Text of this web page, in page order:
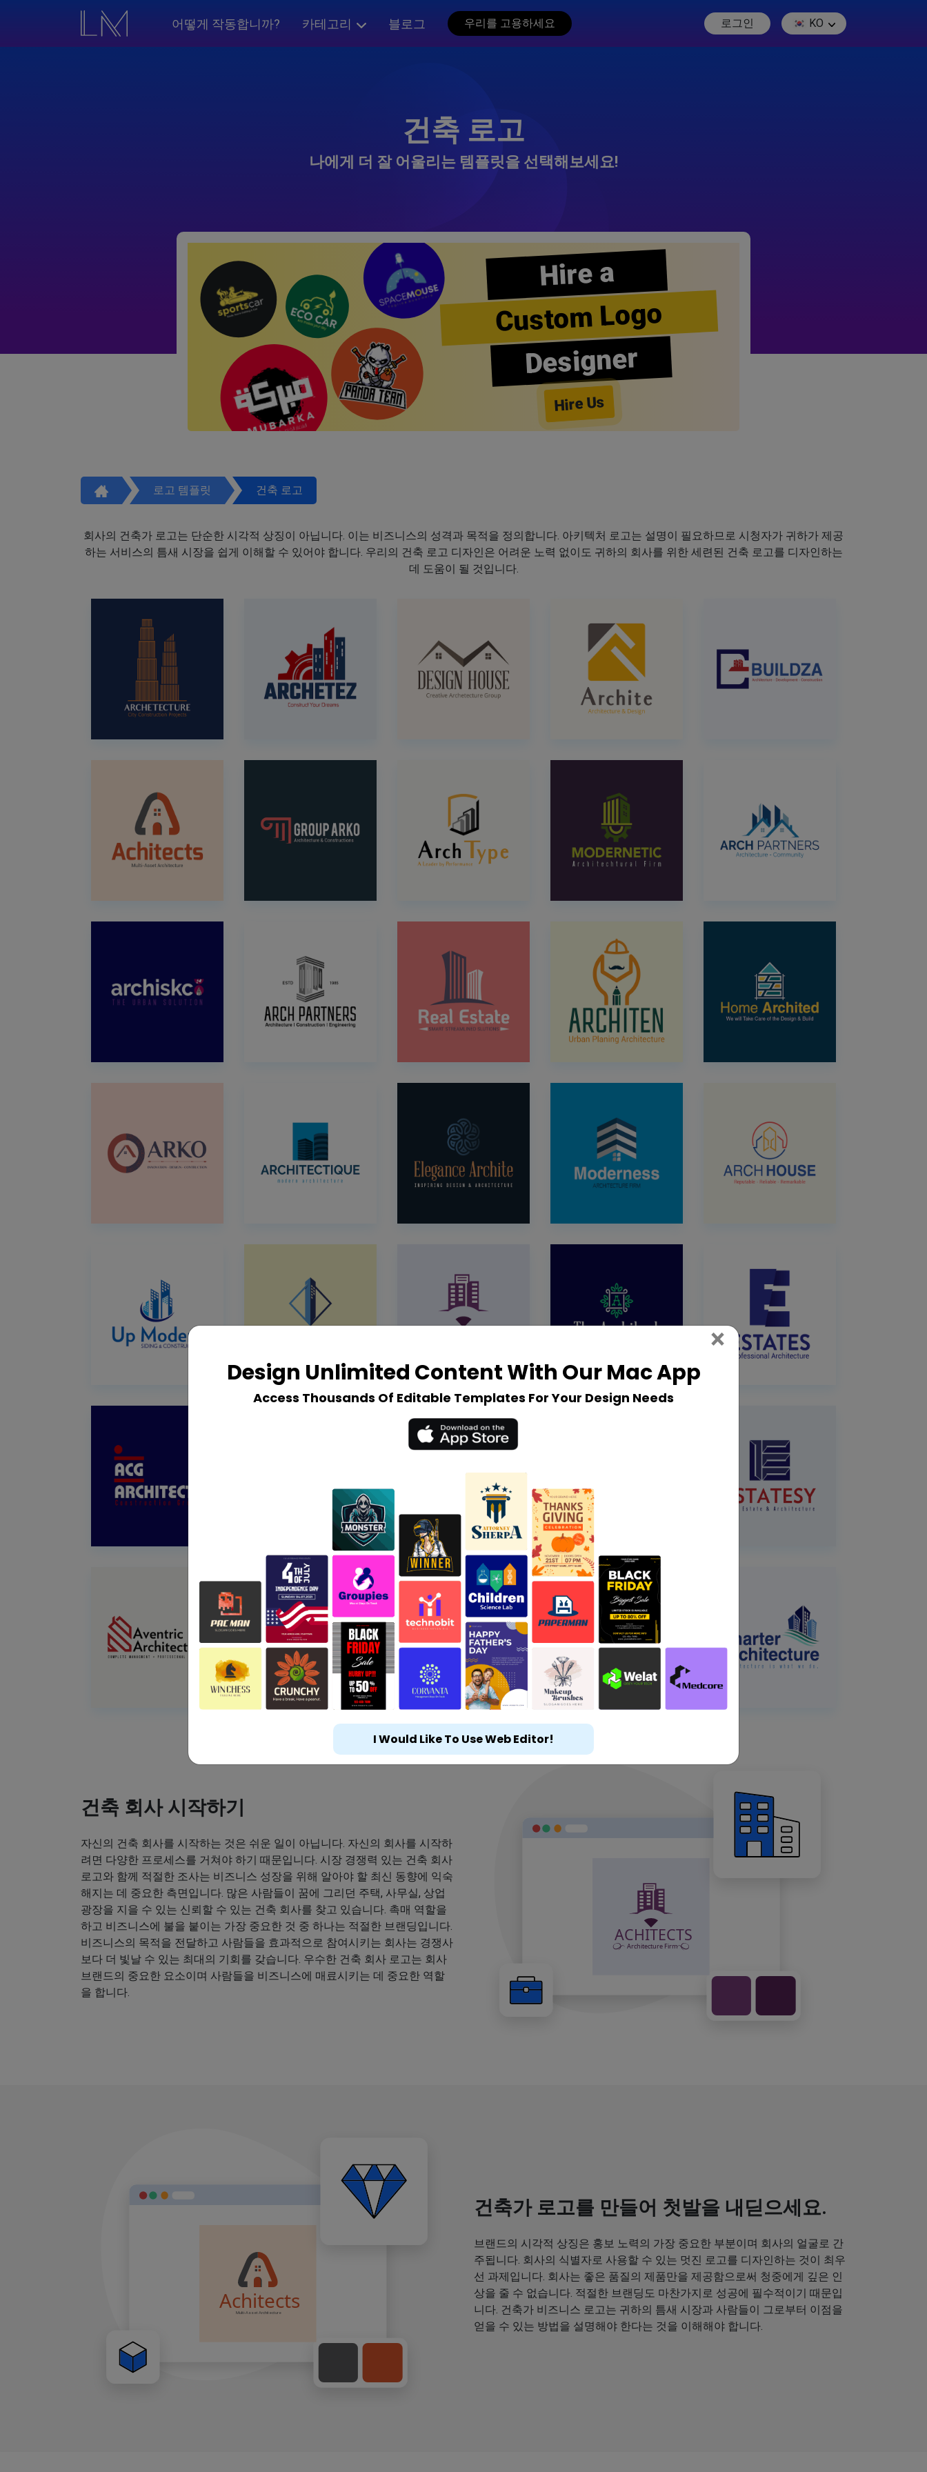
어떻게 작동합니까? 카테고리 블로그 우리를 고용하세요 로그인 KO
건축 로고
나에게 더 잘 어울리는 템플릿을 선택해보세요!
Hire a
Custom Logo
Designer
Hire Us
로고 템플릿 건축 로고
회사의 건축가 로고는 단순한 시각적 상징이 아닙니다. 이는 비즈니스의 성격과 목적을 정의합니다. 아키텍처 로고는 설명이 필요하므로 시청자가 귀하가 제공
하는 서비스의 틈새 시장을 쉽게 이해할 수 있어야 합니다. 우리의 건축 로고 디자인은 어려운 노력 없이도 귀하의 회사를 위한 세련된 건축 로고를 디자인하는
데 도움이 될 것입니다.
건축 회사 시작하기
자신의 건축 회사를 시작하는 것은 쉬운 일이 아닙니다. 자신의 회사를 시작하
려면 다양한 프로세스를 거쳐야 하기 때문입니다. 시장 경쟁력 있는 건축 회사
로고와 함께 적절한 조사는 비즈니스 성장을 위해 알아야 할 최신 동향에 익숙
해지는 데 중요한 측면입니다. 많은 사람들이 꿈에 그리던 주택, 사무실, 상업
광장을 지을 수 있는 신뢰할 수 있는 건축 회사를 찾고 있습니다. 촉매 역할을
하고 비즈니스에 불을 붙이는 가장 중요한 것 중 하나는 적절한 브랜딩입니다.
비즈니스의 목적을 전달하고 사람들을 효과적으로 참여시키는 회사는 경쟁사
보다 더 빛날 수 있는 최대의 기회를 갖습니다. 우수한 건축 회사 로고는 회사
브랜드의 중요한 요소이며 사람들을 비즈니스에 매료시키는 데 중요한 역할
을 합니다.
건축가 로고를 만들어 첫발을 내딛으세요.
브랜드의 시각적 상징은 홍보 노력의 가장 중요한 부분이며 회사의 얼굴로 간
주됩니다. 회사의 식별자로 사용할 수 있는 멋진 로고를 디자인하는 것이 최우
선 과제입니다. 회사는 좋은 품질의 제품만을 제공함으로써 청중에게 깊은 인
상을 줄 수 없습니다. 적절한 브랜딩도 마찬가지로 성공에 필수적이기 때문입
니다. 건축가 비즈니스 로고는 귀하의 틈새 시장과 사람들이 그로부터 이점을
얻을 수 있는 방법을 설명해야 한다는 것을 이해해야 합니다.
Design Unlimited Content With Our Mac App
Access Thousands Of Editable Templates For Your Design Needs
× Close
I Would Like To Use Web Editor!